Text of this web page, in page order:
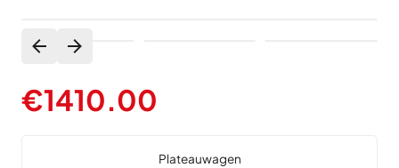
€1410.00
Plateauwagen